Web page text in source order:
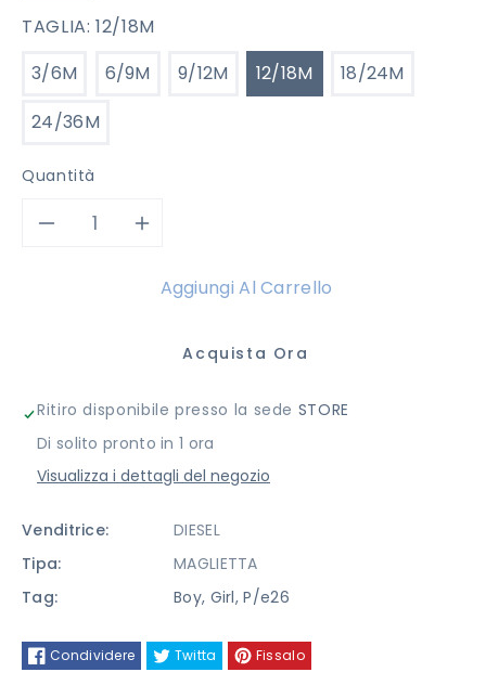
TAGLIA:12/18M
3/6M
6/9M 9/12M 12/18M
18/24M
24/36M
Quantità
Diminuisci
quantità
SHIRT
DIESEL
Aumenta
quantità
per
SHIRT
DIESEL
Aggiungi Al Carrello
Acquista Ora
Ritiro disponibile presso la sede STORE
Di solito pronto in 1 ora
Visualizza i dettagli del negozio
Venditrice:
DIESEL
Tipa:
MAGLIETTA
Tag:
Boy, Girl,P/e26
Condividere Twitta Fissalo